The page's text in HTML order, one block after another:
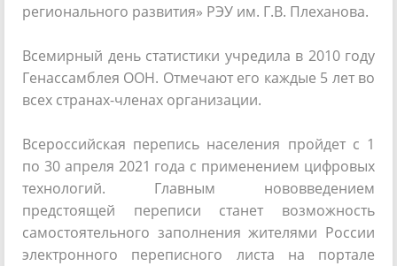
регионального развития» РЭУ им. Г.В. Плеханова.
Всемирный день статистики учредила в 2010 году
Генассамблея ООН. Отмечают его каждые 5 лет во
всех странах-членах организации.
Всероссийская перепись населения пройдет с 1
по 30 апреля 2021 года с применением цифровых
технологий. Главным нововведением
предстоящей переписи станет возможность
самостоятельного заполнения жителями России
электронного переписного листа на портале